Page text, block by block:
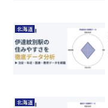
北海道
北海道